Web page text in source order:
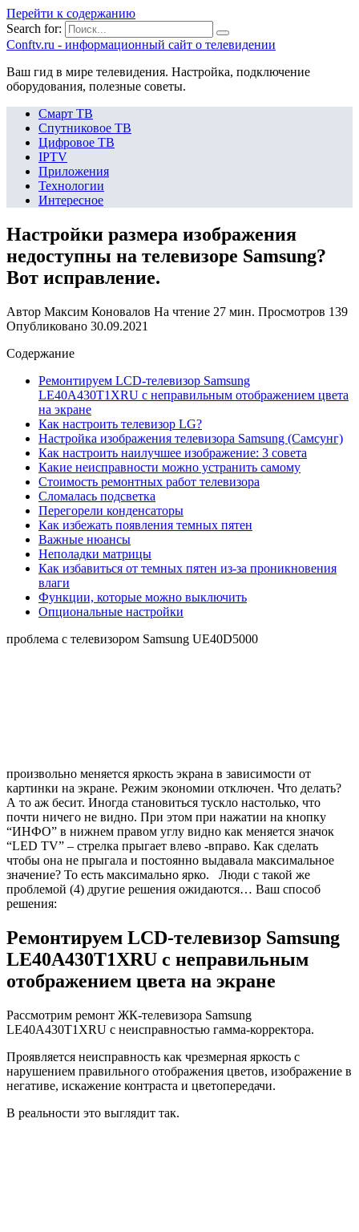
Перейти к содержанию
Search for:
Сonftv.ru - информационный сайт о телевидении
Ваш гид в мире телевидения. Настройка, подключение
оборудования, полезные советы.
Смарт ТВ
Спутниковое ТВ
Цифровое ТВ
IPTV
Приложения
Технологии
Интересное
Настройки размера изображения
недоступны на телевизоре Samsung?
Вот исправление.
Автор Максим Коновалов На чтение 27 мин. Просмотров 139
Опубликовано 30.09.2021
Содержание
Ремонтируем LCD-телевизор Samsung
LE40A430T1XRU с неправильным отображением цвета
на экране
Как настроить телевизор LG?
Настройка изображения телевизора Samsung (Самсунг)
Как настроить наилучшее изображение: 3 совета
Какие неисправности можно устранить самому
Стоимость ремонтных работ телевизора
Сломалась подсветка
Перегорели конденсаторы
Как избежать появления темных пятен
Важные нюансы
Неполадки матрицы
Как избавиться от темных пятен из-за проникновения
влаги
Функции, которые можно выключить
Опциональные настройки
проблема с телевизором Samsung UE40D5000
произвольно меняется яркость экрана в зависимости от
картинки на экране. Режим экономии отключен. Что делать?
А то аж бесит. Иногда становиться тускло настолько, что
почти ничего не видно. При этом при нажатии на кнопку
“ИНФО” в нижнем правом углу видно как меняется значок
“LED TV” – стрелка прыгает влево -вправо. Как сделать
чтобы она не прыгала и постоянно выдавала максимальное
значение? То есть максимально ярко. Люди с такой же
проблемой (4) другие решения ожидаются… Ваш способ
решения:
Ремонтируем LCD-телевизор Samsung
LE40A430T1XRU с неправильным
отображением цвета на экране
Рассмотрим ремонт ЖК-телевизора Samsung
LE40A430T1XRU с неисправностью гамма-корректора.
Проявляется неисправность как чрезмерная яркость с
нарушением правильного отображения цветов, изображение в
негативе, искажение контраста и цветопередачи.
В реальности это выглядит так.